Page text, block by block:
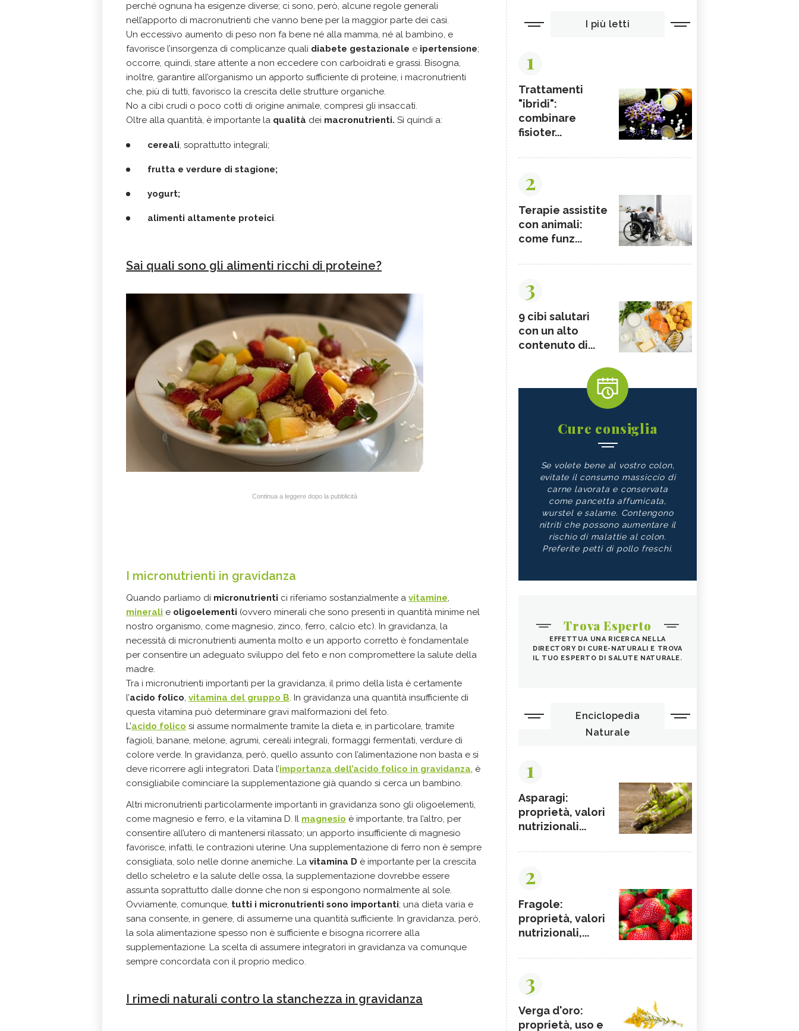
perché ognuna ha esigenze diverse; ci sono, però, alcune regole generali
nell’apporto di macronutrienti che vanno bene per la maggior parte dei casi.
Un eccessivo aumento di peso non fa bene né alla mamma, né al bambino, e
favorisce l’insorgenza di complicanze quali diabete gestazionale e ipertensione;
occorre, quindi, stare attente a non eccedere con carboidrati e grassi. Bisogna,
inoltre, garantire all’organismo un apporto sufficiente di proteine, i macronutrienti
che, più di tutti, favorisco la crescita delle strutture organiche.
No a cibi crudi o poco cotti di origine animale, compresi gli insaccati.
Oltre alla quantità, è importante la qualità dei macronutrienti. Sì quindi a:
cereali, soprattutto integrali;
frutta e verdure di stagione;
yogurt;
alimenti altamente proteici.
Sai quali sono gli alimenti ricchi di proteine?
Continua a leggere dopo la pubblicità
I micronutrienti in gravidanza
Quando parliamo di micronutrienti ci riferiamo sostanzialmente a vitamine,
minerali e oligoelementi (ovvero minerali che sono presenti in quantità minime nel
nostro organismo, come magnesio, zinco, ferro, calcio etc). In gravidanza, la
necessità di micronutrienti aumenta molto e un apporto corretto è fondamentale
per consentire un adeguato sviluppo del feto e non compromettere la salute della
madre.
Tra i micronutrienti importanti per la gravidanza, il primo della lista è certamente
l’acido folico, vitamina del gruppo B. In gravidanza una quantità insufficiente di
questa vitamina può determinare gravi malformazioni del feto.
L’acido folico si assume normalmente tramite la dieta e, in particolare, tramite
fagioli, banane, melone, agrumi, cereali integrali, formaggi fermentati, verdure di
colore verde. In gravidanza, però, quello assunto con l’alimentazione non basta e si
deve ricorrere agli integratori. Data l’importanza dell’acido folico in gravidanza, è
consigliabile cominciare la supplementazione già quando si cerca un bambino.
Altri micronutrienti particolarmente importanti in gravidanza sono gli oligoelementi,
come magnesio e ferro, e la vitamina D. Il magnesio è importante, tra l’altro, per
consentire all’utero di mantenersi rilassato; un apporto insufficiente di magnesio
favorisce, infatti, le contrazioni uterine. Una supplementazione di ferro non è sempre
consigliata, solo nelle donne anemiche. La vitamina D è importante per la crescita
dello scheletro e la salute delle ossa, la supplementazione dovrebbe essere
assunta soprattutto dalle donne che non si espongono normalmente al sole.
Ovviamente, comunque, tutti i micronutrienti sono importanti; una dieta varia e
sana consente, in genere, di assumerne una quantità sufficiente. In gravidanza, però,
la sola alimentazione spesso non è sufficiente e bisogna ricorrere alla
supplementazione. La scelta di assumere integratori in gravidanza va comunque
sempre concordata con il proprio medico.
I rimedi naturali contro la stanchezza in gravidanza
I più letti
1
Trattamenti
"ibridi":
combinare
fisioter...
2
Terapie assistite
con animali:
come funz...
3
9 cibi salutari
con un alto
contenuto di...
Cure consiglia
Se volete bene al vostro colon,
evitate il consumo massiccio di
carne lavorata e conservata
come pancetta affumicata,
wurstel e salame. Contengono
nitriti che possono aumentare il
rischio di malattie al colon.
Preferite petti di pollo freschi.
Trova Esperto
EFFETTUA UNA RICERCA NELLA
DIRECTORY DI CURE-NATURALI E TROVA
IL TUO ESPERTO DI SALUTE NATURALE.
Enciclopedia
Naturale
1
Asparagi:
proprietà, valori
nutrizionali...
2
Fragole:
proprietà, valori
nutrizionali,...
3
Verga d'oro:
proprietà, uso e